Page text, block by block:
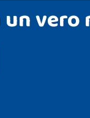
un vero